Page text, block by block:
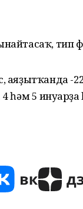
тип
аяҙытҡанда -
һәм 5